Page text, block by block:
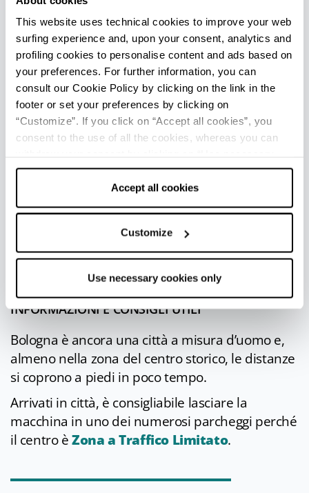
This website uses technical cookies to improve your web
surfing experience and, upon your consent, analytics and
profiling cookies to personalise content and ads based on
your preferences. For further information, you can
consult our Cookie Policy by clicking on the link in the
footer or set your preferences by clicking on
“Customize”. If you click on “Accept all cookies”, you
consent to the use of all the cookies, whereas you can
cookies only” and only the technical cookies for the
correct functioning of the website will be used.
Accept all cookies
Customize
Use necessary cookies only
e contemporanea, spiccano la Stagione di Opera
e Balletto del Teatro Comunale, l'Accademia
Filarmonica e i Concerti dell’Orchestra Mozart,
Bologna Festival e i festival di cinema (il più noto
èIl Cinema Ritrovato).
Godersi un film nel rinnovatoCinema
Modernissimonella centralissima Piazza Re
Enzo è un esperienza d’altri tempi per cinefili e
non.
Tra le diverse manifestazioni di rilievo, si
annoverano inoltre Repubblica delle Idee,
Children’s Book Fair, ArteFiera, Nerd Show, Slow
Wine Fair e Cioccoshow.
INFORMAZIONI E CONSIGLI UTILI
Bologna è ancora una città a misura d’uomo e,
almeno nella zona del centro storico, le distanze
si coprono a piedi in poco tempo.
Arrivati in città, è consigliabile lasciare la
macchina in uno dei numerosi parcheggi perché
il centro èZona a Traffico Limitato.